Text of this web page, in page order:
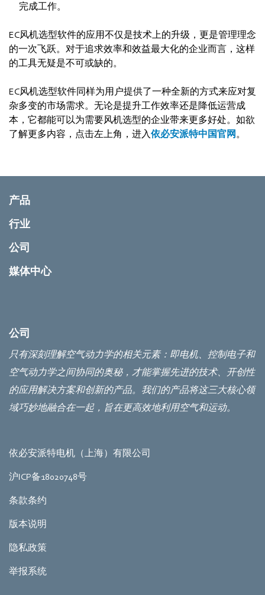
完成工作。
EC风机选型软件的应用不仅是技术上的升级，更是管理理念
的一次飞跃。对于追求效率和效益最大化的企业而言，这样
的工具无疑是不可或缺的。
EC风机选型软件同样为用户提供了一种全新的方式来应对复
杂多变的市场需求。无论是提升工作效率还是降低运营成
本，它都能可以为需要风机选型的企业带来更多好处。如欲
了解更多内容，点击左上角，进入依必安派特中国官网。
产品
行业
公司
媒体中心
公司
只有深刻理解空气动力学的相关元素：即电机、控制电子和
空气动力学之间协同的奥秘，才能掌握先进的技术、开创性
的应用解决方案和创新的产品。我们的产品将这三大核心领
域巧妙地融合在一起，旨在更高效地利用空气和运动。
依必安派特电机（上海）有限公司
沪ICP备18020748号
条款条约
版本说明
隐私政策
举报系统